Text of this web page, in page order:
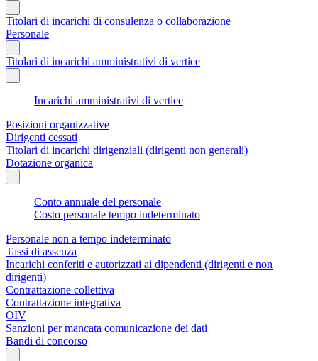
Titolari di incarichi di consulenza o collaborazione
Personale
Titolari di incarichi amministrativi di vertice
Incarichi amministrativi di vertice
Posizioni organizzative
Dirigenti cessati
Titolari di incarichi dirigenziali (dirigenti non generali)
Dotazione organica
Conto annuale del personale
Costo personale tempo indeterminato
Personale non a tempo indeterminato
Tassi di assenza
Incarichi conferiti e autorizzati ai dipendenti (dirigenti e non
dirigenti)
Contrattazione collettiva
Contrattazione integrativa
OIV
Sanzioni per mancata comunicazione dei dati
Bandi di concorso